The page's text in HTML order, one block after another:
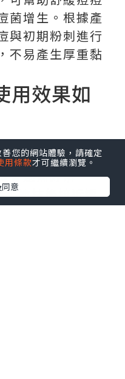
菌增生。根據產
與初期粉刺進行
不易產生厚重黏
用效果如
的痘痘在持續塗
會逐漸紓解。
塗抹後接近透
您的網站體驗，請確定
用條款才可繼續瀏覽。
意